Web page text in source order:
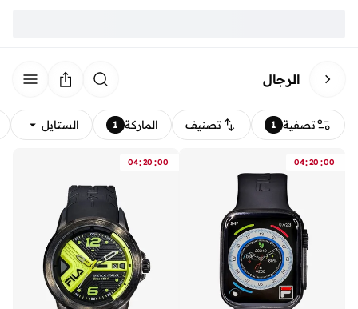
الرجال
تصفية 1 تصنيف الماركة 1 الستايل
04:20 :00
04:20 :00